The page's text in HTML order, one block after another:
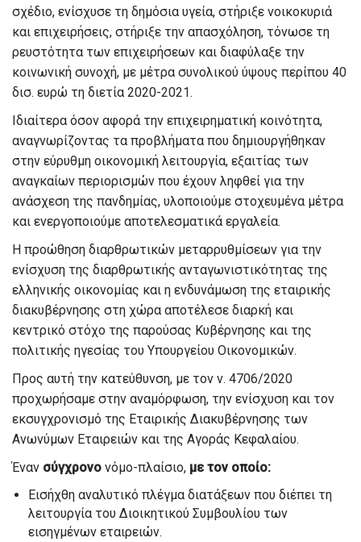
σχέδιο, ενίσχυσε τη δημόσια υγεία, στήριξε νοικοκυριά
και επιχειρήσεις, στήριξε την απασχόληση, τόνωσε τη
ρευστότητα των επιχειρήσεων και διαφύλαξε την
κοινωνική συνοχή, με μέτρα συνολικού ύψους περίπου 40
δισ. ευρώ τη διετία 2020-2021.
Ιδιαίτερα όσον αφορά την επιχειρηματική κοινότητα,
αναγνωρίζοντας τα προβλήματα που δημιουργήθηκαν
στην εύρυθμη οικονομική λειτουργία, εξαιτίας των
αναγκαίων περιορισμών που έχουν ληφθεί για την
ανάσχεση της πανδημίας, υλοποιούμε στοχευμένα μέτρα
και ενεργοποιούμε αποτελεσματικά εργαλεία.
Η προώθηση διαρθρωτικών μεταρρυθμίσεων για την
ενίσχυση της διαρθρωτικής ανταγωνιστικότητας της
ελληνικής οικονομίας και η ενδυνάμωση της εταιρικής
διακυβέρνησης στη χώρα αποτέλεσε διαρκή και
κεντρικό στόχο της παρούσας Κυβέρνησης και της
πολιτικής ηγεσίας του Υπουργείου Οικονομικών.
Προς αυτή την κατεύθυνση, με τον ν. 4706/2020
προχωρήσαμε στην αναμόρφωση, την ενίσχυση και τον
εκσυγχρονισμό της Εταιρικής Διακυβέρνησης των
Ανωνύμων Εταιρειών και της Αγοράς Κεφαλαίου.
Έναν σύγχρονο νόμο-πλαίσιο, με τον οποίο:
Εισήχθη αναλυτικό πλέγμα διατάξεων που διέπει τη
λειτουργία του Διοικητικού Συμβουλίου των
εισηγμένων εταιρειών.